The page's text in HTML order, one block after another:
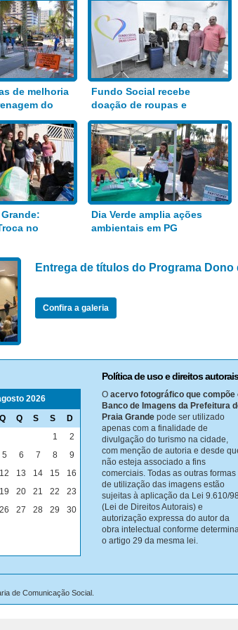
de melhoria
do
Fundo Social recebe
doação de roupas e
alimentos
no
Dia Verde amplia ações
ambientais em PG
Entrega de títulos do Programa Dono
Confira a galeria
2026
Q Q S S D
1
2
5 6 7 8
9
12 13 14 15
16
19 20 21 22
23
26 27 28 29
30
Política de uso e direitos autorais
O acervo fotográfico que compõe
Banco de Imagens da Prefeitura
Praia Grande pode ser utilizado
apenas com a finalidade de
divulgação do turismo na cidade,
com menção de autoria e desde
não esteja associado a fins
comerciais. Todas as outras formas
de utilização das imagens estão
sujeitas à aplicação da Lei 9.610/
(Lei de Direitos Autorais) e
autorização expressa do autor da
obra intelectual conforme
o artigo 29 da mesma lei.
de Comunicação Social.